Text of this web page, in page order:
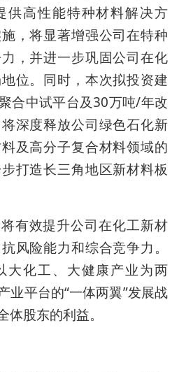
供高性能特种材料解决方
，将显著增强公司在特种
，并进一步巩固公司在化
位。同时，本次拟投资建
合中试平台及30万吨/年改
深度释放公司绿色石化新
及高分子复合材料领域的
打造长三角地区新材料板
有效提升公司在化工新材
风险能力和综合竞争力。
大化工、大健康产业为两
业平台的“一体两翼”发展战
股东的利益。